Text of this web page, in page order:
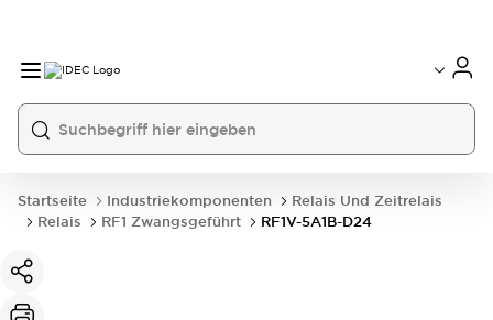
Startseite Industriekomponenten
Relais Und Zeitrelais
Relais
RF1 Zwangsgeführt RF1V-5A1B-D24